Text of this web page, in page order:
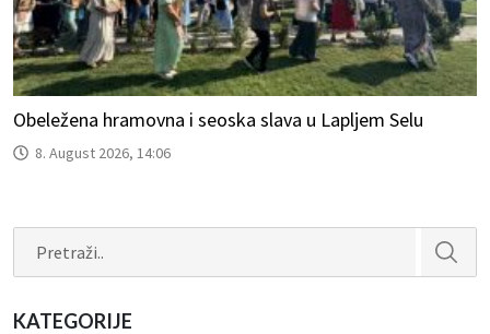
Obeležena hramovna i seoska slava u Lapljem Selu
8. August 2026, 14:06
KATEGORIJE